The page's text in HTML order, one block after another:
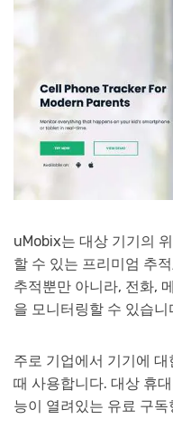
uMobix는 대상 기기의
할 수 있는 프리미엄 추
추적뿐만 아니라, 전화,
을 모니터링할 수 있습니
주로 기업에서 기기에
때 사용합니다. 대상 휴
능이 열려있는 유료 구